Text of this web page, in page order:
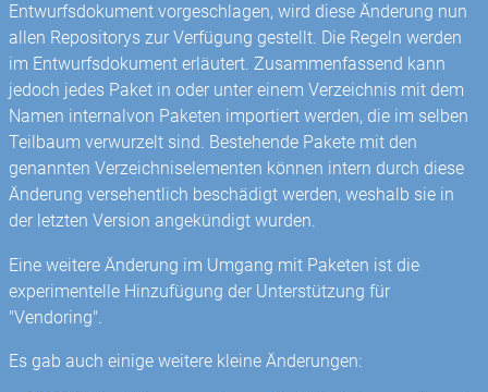
Entwurfsdokument vorgeschlagen, wird diese Änderung nun
allen Repositorys zur Verfügung gestellt. Die Regeln werden
im Entwurfsdokument erläutert. Zusammenfassend kann
jedoch jedes Paket in oder unter einem Verzeichnis mit dem
Namen internalvon Paketen importiert werden, die im selben
Teilbaum verwurzelt sind. Bestehende Pakete mit den
genannten Verzeichniselementen können intern durch diese
Änderung versehentlich beschädigt werden, weshalb sie in
der letzten Version angekündigt wurden.
Eine weitere Änderung im Umgang mit Paketen ist die
experimentelle Hinzufügung der Unterstützung für
"Vendoring".
Es gab auch einige weitere kleine Änderungen: